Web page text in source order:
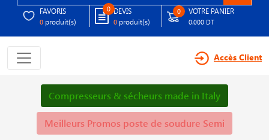
FAVORIS
0 produit(s)
0 DEVIS
0 produit(s)
0 VOTRE PANIER
0.000 DT
Accès Client
Compresseurs & sécheurs made in Italy
Meilleurs Promos poste de soudure Semi